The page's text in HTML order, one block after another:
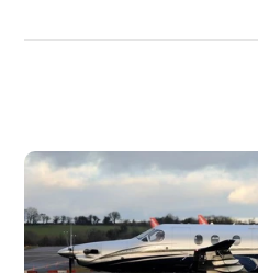
PLUS D'AVIONS